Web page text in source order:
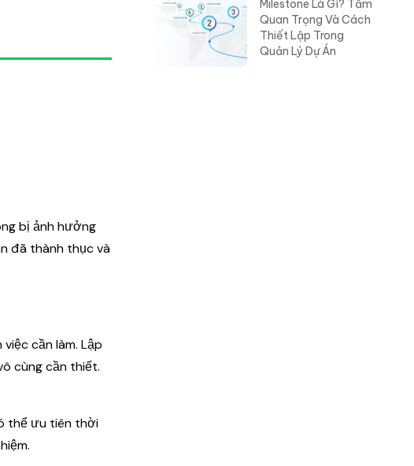
bị ảnh hưởng
đã thành thục và
cần làm. Lập
cùng cần thiết.
thể ưu tiên thời
Milestone Là Gì? Tầm
Quan Trọng Và Cách
Thiết Lập Trong
Quản Lý Dự Án